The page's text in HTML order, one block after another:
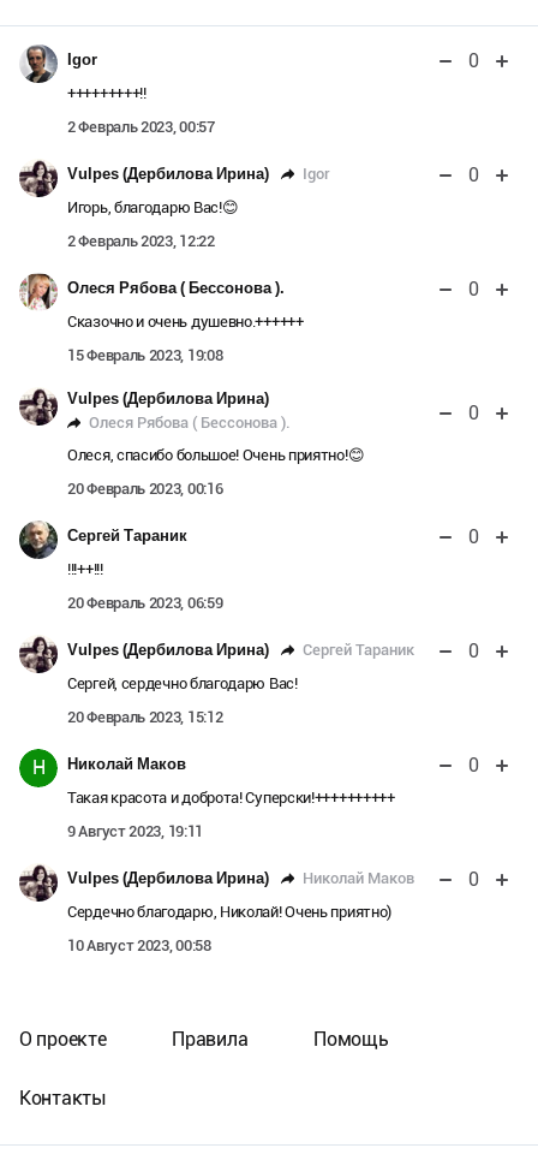
Igor 0
+++++++++!!
2 Февраль 2023, 00:57
Vulpes (Дербилова Ирина) Igor 0
Игорь, благодарю Вас!😊
2 Февраль 2023, 12:22
Олеся Рябова ( Бессонова ). 0
Сказочно и очень душевно.++++++
15 Февраль 2023, 19:08
Vulpes (Дербилова Ирина)
Олеся Рябова ( Бессонова ).
0
Олеся, спасибо большое! Очень приятно!😊
20 Февраль 2023, 00:16
Сергей Тараник 0
!!!++!!!
20 Февраль 2023, 06:59
Vulpes (Дербилова Ирина) Сергей Тараник 0
Сергей, сердечно благодарю Вас!
20 Февраль 2023, 15:12
Н Николай Маков 0
Такая красота и доброта! Суперски!++++++++++
9 Август 2023, 19:11
Vulpes (Дербилова Ирина) Николай Маков 0
Сердечно благодарю, Николай! Очень приятно)
10 Август 2023, 00:58
О проекте Правила Помощь
Контакты